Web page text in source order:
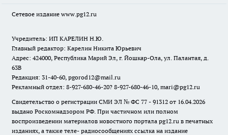
Сетевое издание www.pg12.ru
Учредитель: ИП КАРЕЛИН Н.Ю.
Главный редактор: Карелин Никита Юрьевич
Адрес: 424000, Республика Марий Эл, г. Йошкар-Ола, ул. Палантая, д.
63В
Редакция: 31-40-60, pgorod12@mail.ru
Рекламный отдел: 8-927-680-46-20? 8-927-680-46-10, mari@pg12.ru
Свидетельство о регистрации СМИ ЭЛ № ФС 77 - 91312 от 16.04.2026
выдано Роскомнадзором РФ. При частичном или полном
воспроизведении материалов новостного портала pg12.ru в печатных
изданиях, а также теле- радиосообщениях ссылка на издание